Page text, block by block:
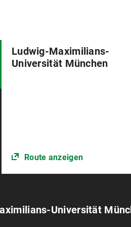
Ludwig-Maximilians-
Universität München
Route anzeigen
Universität